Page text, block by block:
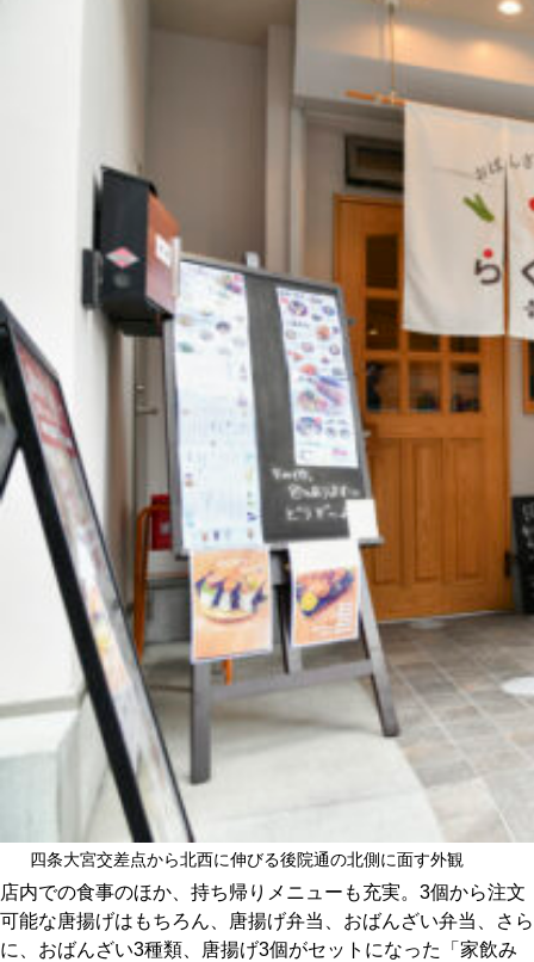
四条大宮交差点から北西に伸びる後院通の北側に面す外観
店内での食事のほか、持ち帰りメニューも充実。3個から注文
可能な唐揚げはもちろん、唐揚げ弁当、おばんざい弁当、さら
に、おばんざい3種類、唐揚げ3個がセットになった「家飲み